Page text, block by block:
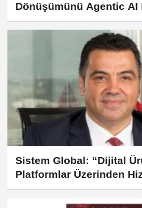
Dönüşümünü Agentic AI
ile Destekliyor
Sistem Global: “Dijital
Platformlar Üzerinden
Verdiğimiz Şirket
Çıkaracağız”